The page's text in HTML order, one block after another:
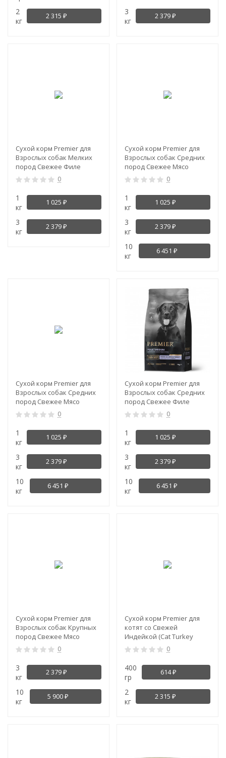
2
кг
2 315 ₽
3
кг
2 379 ₽
Сухой корм Premier для
Взрослых собак Мелких
пород Свежее Филе
Лосося с Индейкой
0
1
кг
1 025 ₽
3
кг
2 379 ₽
Сухой корм Premier для
Взрослых собак Средних
пород Свежее Мясо
Индейки
0
1
кг
1 025 ₽
3
кг
2 379 ₽
10
кг
6 451 ₽
Сухой корм Premier для
Взрослых собак Средних
пород Свежее Мясо
Ягненка с Индейкой
0
1
кг
1 025 ₽
3
кг
2 379 ₽
10
кг
6 451 ₽
Сухой корм Premier для
Взрослых собак Средних
пород Свежее Филе
Лосося с Индейкой
0
1
кг
1 025 ₽
3
кг
2 379 ₽
10
кг
6 451 ₽
Сухой корм Premier для
Взрослых собак Крупных
пород Свежее Мясо
Ягненка с Индейкой
0
3
кг
2 379 ₽
10
кг
5 900 ₽
Сухой корм Premier для
котят со Свежей
Индейкой (Cat Turkey
KITTEN)
0
400
гр
614₽
2
кг
2 315 ₽